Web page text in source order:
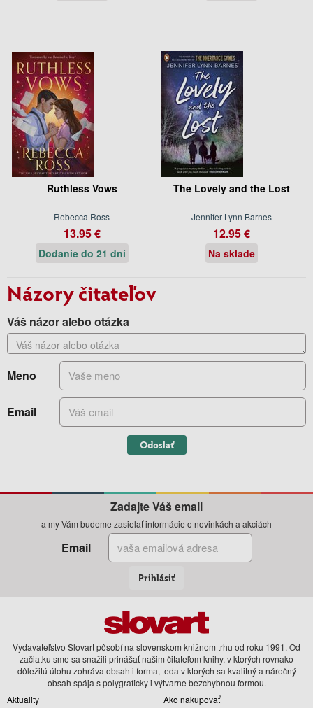
Ruthless Vows
Rebecca Ross
13.95 €
Dodanie do 21 dní
The Lovely and the Lost
Jennifer Lynn Barnes
12.95 €
Na sklade
Názory čitateľov
Váš názor alebo otázka
Meno
Email
Odoslať
Zadajte Váš email
a my Vám budeme zasielať informácie o novinkách a akciách
Email
Prihlásiť
Vydavateľstvo Slovart pôsobí na slovenskom knižnom trhu od roku 1991. Od
začiatku sme sa snažili prinášať našim čitateľom knihy, v ktorých rovnako
dôležitú úlohu zohráva obsah i forma, teda v ktorých sa kvalitný a náročný
obsah spája s polygraficky i výtvarne bezchybnou formou.
Aktuality
Ako nakupovať